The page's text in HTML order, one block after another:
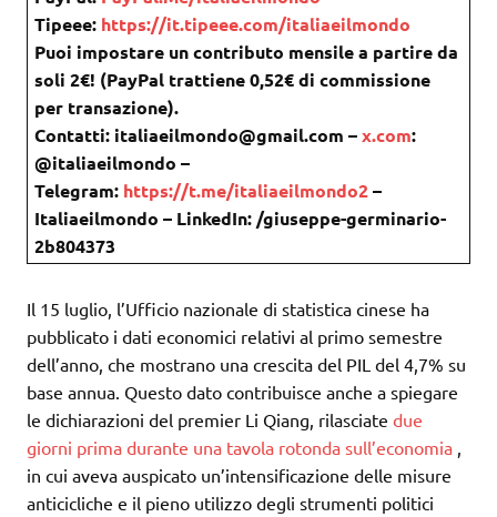
Tipeee: https://it.tipeee.com/italiaeilmondo
Puoi impostare un contributo mensile a partire da
soli 2€! (PayPal trattiene 0,52€ di commissione
per transazione).
Contatti: italiaeilmondo@gmail.com –x.com:
@italiaeilmondo –
Telegram: https://t.me/italiaeilmondo2–
Italiaeilmondo – LinkedIn: /giuseppe-germinario-
2b804373
Il 15 luglio, l’Ufficio nazionale di statistica cinese ha
pubblicato i dati economici relativi al primo semestre
dell’anno, che mostrano una crescita del PIL del 4,7% su
base annua. Questo dato contribuisce anche a spiegare
le dichiarazioni del premier Li Qiang, rilasciate due
giorni prima durante una tavola rotonda sull’economia ,
in cui aveva auspicato un’intensificazione delle misure
anticicliche e il pieno utilizzo degli strumenti politici